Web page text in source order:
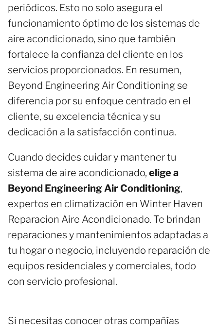
periódicos. Esto no solo asegura el
funcionamiento óptimo de los sistemas de
aire acondicionado, sino que también
fortalece la confianza del cliente en los
servicios proporcionados. En resumen,
Beyond Engineering Air Conditioning se
diferencia por su enfoque centrado en el
cliente, su excelencia técnica y su
dedicación a la satisfacción continua.
Cuando decides cuidar y mantener tu
sistema de aire acondicionado, elige a
Beyond Engineering Air Conditioning,
expertos en climatización en Winter Haven
Reparacion Aire Acondicionado. Te brindan
reparaciones y mantenimientos adaptadas a
tu hogar o negocio, incluyendo reparación de
equipos residenciales y comerciales, todo
con servicio profesional.
Si necesitas conocer otras compañías